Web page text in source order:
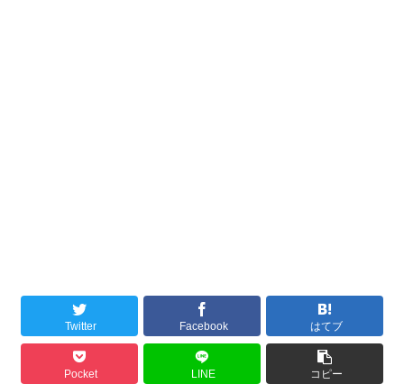
Twitter Facebook はてブ
Pocket LINE コピー